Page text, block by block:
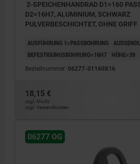
2-SPEICHENHANDRAD D1=160
D2=16H7, ALUMINIUM, SCHWARZ
PULVERBESCHICHTET, OHNE GRIFF
AUSFÜHRUNG 1=PASSBOHRUNG
BEFESTIGUNGSBOHRUNG=16H7
HÖHE=39
Bestellnummer: 06277-01160X16
18,15 €
zzgl. MwSt.
zzgl. Versandkosten
06277 OG